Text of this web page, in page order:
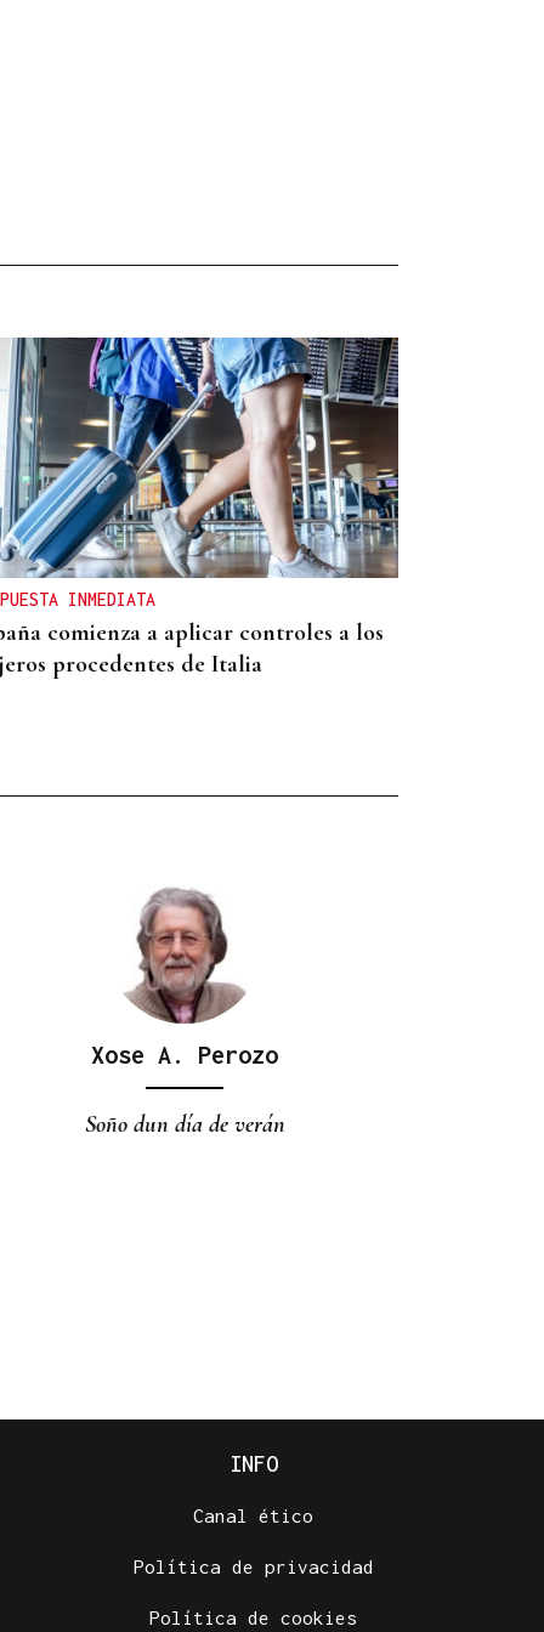
INMEDIATA
comienza a aplicar controles a los
procedentes de Italia
Xose A. Perozo
Soño dun día de verán
INFO
Canal ético
Política de privacidad
Política de cookies